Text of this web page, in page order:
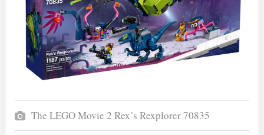
The LEGO Movie 2 Rex’s Rexplorer 70835